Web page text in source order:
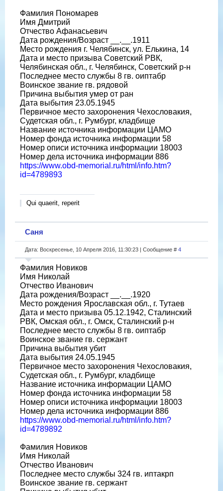
Фамилия Пономарев
Имя Дмитрий
Отчество Афанасьевич
Дата рождения/Возраст __.__.1911
Место рождения г. Челябинск, ул. Елькина, 14
Дата и место призыва Советский РВК,
Челябинская обл., г. Челябинск, Советский р-н
Последнее место службы 8 гв. оиптабр
Воинское звание гв. рядовой
Причина выбытия умер от ран
Дата выбытия 23.05.1945
Первичное место захоронения Чехословакия,
Судетская обл., г. Румбург, кладбище
Название источника информации ЦАМО
Номер фонда источника информации 58
Номер описи источника информации 18003
Номер дела источника информации 886
https://www.obd-memorial.ru/html/info.htm?
id=4789893
Qui quaerit, reperit
Саня
Дата: Воскресенье, 10 Апреля 2016, 11:30:23 | Сообщение # 4
Фамилия Новиков
Имя Николай
Отчество Иванович
Дата рождения/Возраст __.__.1920
Место рождения Ярославская обл., г. Тутаев
Дата и место призыва 05.12.1942, Сталинский
РВК, Омская обл., г. Омск, Сталинский р-н
Последнее место службы 8 гв. оиптабр
Воинское звание гв. сержант
Причина выбытия убит
Дата выбытия 24.05.1945
Первичное место захоронения Чехословакия,
Судетская обл., г. Румбург, кладбище
Название источника информации ЦАМО
Номер фонда источника информации 58
Номер описи источника информации 18003
Номер дела источника информации 886
https://www.obd-memorial.ru/html/info.htm?
id=4789892
Фамилия Новиков
Имя Николай
Отчество Иванович
Последнее место службы 324 гв. иптакрп
Воинское звание гв. сержант